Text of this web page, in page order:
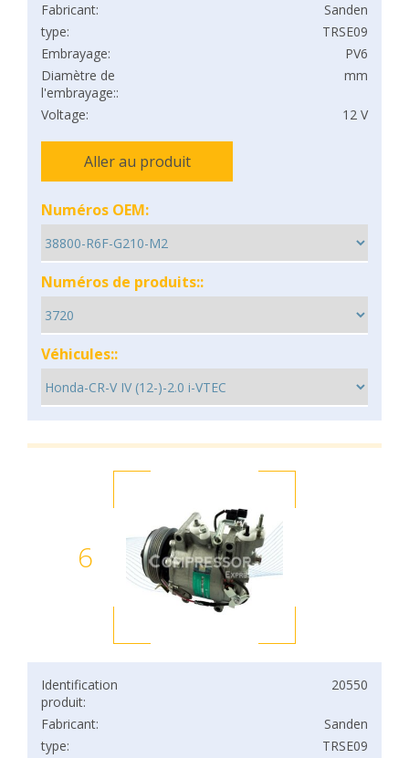
Fabricant:
Sanden
type:
TRSE09
Embrayage:
PV6
Diamètre de
l'embrayage::
mm
Voltage: 12 V
Aller au produit
Numéros OEM:
Numéros de produits::
Véhicules::
6
Identification
produit:
20550
Fabricant:
Sanden
type:
TRSE09